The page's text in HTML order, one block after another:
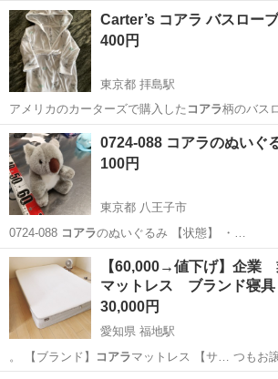
沖縄 浦添市
Carter’s コアラ バスローブ
400円
東京都 拝島駅
アメリカのカーターズで購入した コアラ柄のバスロー
は0…
東京 昭島市 コ
0724-088 コアラのぬいぐ
100円
東京都 八王子市
0724-088 コアラ のぬいぐるみ 【状態】 ・…
東京 八王子市 おもちゃ コアラ
【60,000→値下げ】企
マットレス ブランド寝
30,000円
愛知県 福地駅
。 【ブランド】
コアラ マットレス 【サ… つ
マットレスをすっぽ…